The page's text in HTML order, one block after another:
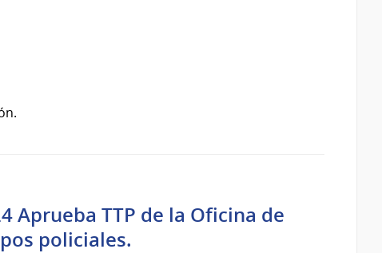
Aprueba TTP de la Oficina de
policiales.